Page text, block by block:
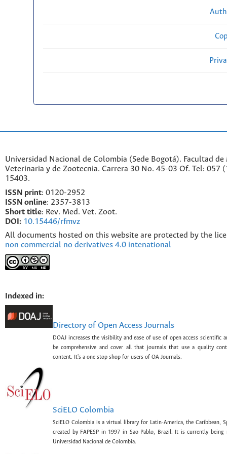
Universidad Nacional de Colombia (Sede Bogotá). Facultad de
Veterinaria y de Zootecnia. Carrera 30 No. 45-03 Of. Tel: 057
15403.
ISSN print: 0120-2952
SSN online: 2357-3813
Short title: Rev. Med. Vet. Zoot.
DOI: 10.15446/rfmvz
All documents hosted on this website are protected by the
non commercial no derivatives 4.0 intenational
Indexed in:
Directory of Open Access Journals
DOAJ increases the visibility and ease of use of open access scientific
be comprehensive and cover all that journals that use a quality
content. It's a one stop shop for users of OA Journals.
SciELO Colombia
SciELO Colombia is a virtual library for Latin-America, the Caribbean,
created by FAPESP in 1997 in Sao Pablo, Brazil. It is currently being
Universidad Nacional de Colombia.